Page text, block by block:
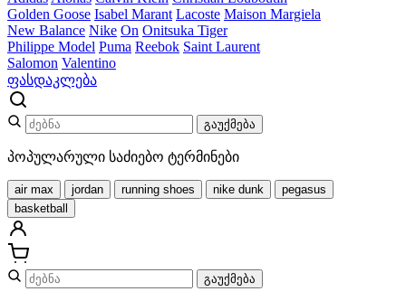
Golden Goose Isabel Marant Lacoste Maison Margiela
New Balance Nike On Onitsuka Tiger
Philippe Model Puma Reebok Saint Laurent
Salomon Valentino
ფასდაკლება
გაუქმება
პოპულარული საძიებო ტერმინები
air max jordan running shoes nike dunk
pegasus
basketball
გაუქმება